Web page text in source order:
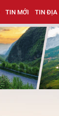
TIN MỚI TIN ĐỊA